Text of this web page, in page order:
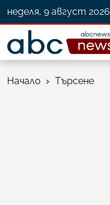
неделя, 9 август 2026
Начало Търсене